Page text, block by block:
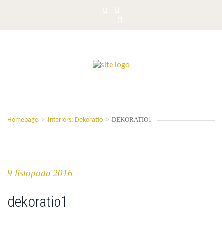
Homepage > Interiors: Dekoratio > DEKORATIO1
9 listopada 2016
dekoratio1